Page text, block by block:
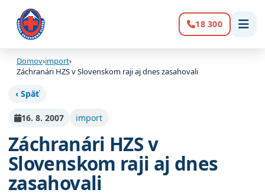
Volanie:
18 300
Domov›import›
Záchranári HZS v Slovenskom raji aj dnes zasahovali
‹ Späť
16. 8. 2007 import
Záchranári HZS v
Slovenskom raji aj dnes
zasahovali